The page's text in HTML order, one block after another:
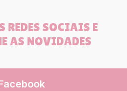
REDES SOCIAIS E
AS NOVIDADES